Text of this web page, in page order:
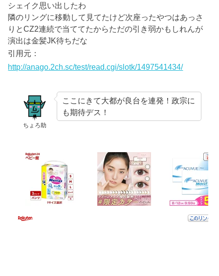
シェイク思い出したわ
隣のリングに移動して見てたけど次座ったやつはあっさ
りとCZ2連続で当ててたからただの引き弱かもしれんが
演出は金髪JK待ちだな
引用元：
http://anago.2ch.sc/test/read.cgi/slotk/1497541434/
ちょろ助
ここにきて大都が良台を連発！政宗に
も期待デス！